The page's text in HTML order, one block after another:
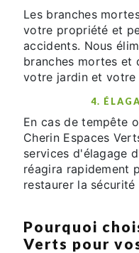
Les branches
votre propriété et
accidents. Nous
branches mortes et
votre jardin et votre
4.
En cas de tempête
Cherin Espaces
services d'élagage
réagira rapidement
restaurer la
Pourquoi
Verts pour